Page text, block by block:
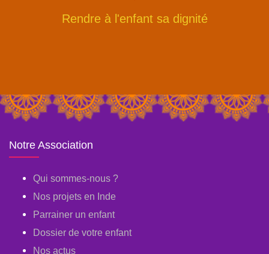
Rendre à l'enfant sa dignité
Notre Association
Qui sommes-nous ?
Nos projets en Inde
Parrainer un enfant
Dossier de votre enfant
Nos actus